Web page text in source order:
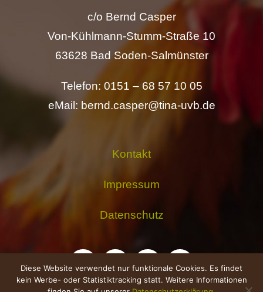
c/o Bernd Casper
Von-Kühlmann-Stumm-Straße 10
63628 Bad Soden-Salmünster
Telefon: 0151 – 68 57 10 05
eMail: bernd.casper@tina-uvb.de
Kontakt
Impressum
Datenschutz
Diese Website verwendet nur funktionale Cookies. Es findet
kein Werbe- oder Statistiktracking statt. Weitere Informationen